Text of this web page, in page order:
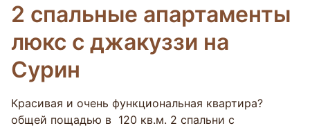
2 спальные апартаменты
люкс с джакуззи на
Сурин
Красивая и очень функциональная квартира?
общей пощадью в 120 кв.м. 2 спальни с